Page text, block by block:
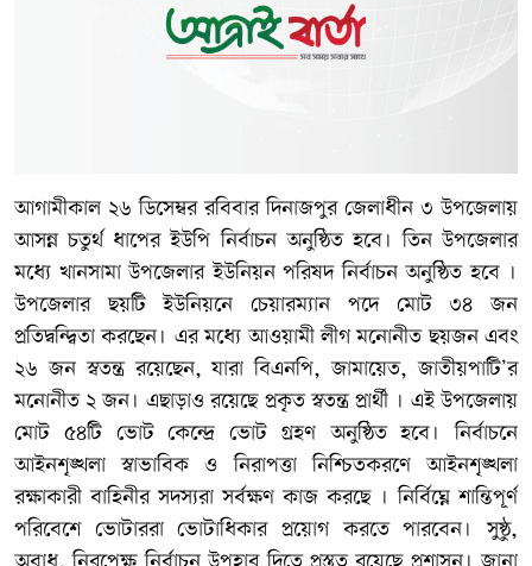
আগামীকাল ২৬ ডিসেম্বর রবিবার দিনাজপুর জেলাধীন ৩ উপজেলায়
আসন্ন চতুর্থ ধাপের ইউপি নির্বাচন অনুষ্ঠিত হবে। তিন উপজেলার
মধ্যে খানসামা উপজেলার ইউনিয়ন পরিষদ নির্বাচন অনুষ্ঠিত হবে ।
উপজেলার ছয়টি ইউনিয়নে চেয়ারম্যান পদে মোট ৩৪ জন
প্রতিদ্বন্দ্বিতা করছেন। এর মধ্যে আওয়ামী লীগ মনোনীত ছয়জন এবং
২৬ জন স্বতন্ত্র রয়েছেন, যারা বিএনপি, জামায়েত, জাতীয়পাটি’র
মনোনীত ২ জন। এছাড়াও রয়েছে প্রকৃত স্বতন্ত্র প্রার্থী । এই উপজেলায়
মোট ৫৪টি ভোট কেন্দ্রে ভোট গ্রহণ অনুষ্ঠিত হবে। নির্বাচনে
আইনশৃঙ্খলা স্বাভাবিক ও নিরাপত্তা নিশ্চিতকরণে আইনশৃঙ্খলা
রক্ষাকারী বাহিনীর সদস্যরা সর্বক্ষণ কাজ করছে । নির্বিঘ্নে শান্তিপূর্ণ
পরিবেশে ভোটাররা ভোটাধিকার প্রয়োগ করতে পারবেন। সুষ্ঠু,